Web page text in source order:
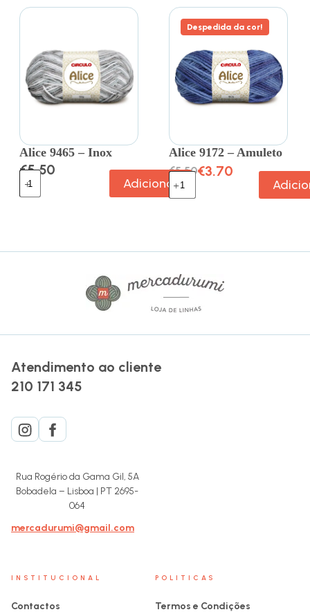
Alice 9465 – Inox
€5.50
Adicionar
Despedida da cor!
Alice 9172 – Amuleto
€5.50€3.70
Atendimento ao cliente
210 171 345
Rua Rogério da Gama Gil, 5A
Bobadela – Lisboa | PT 2695-
064
mercadurumi@gmail.com
INSTITUCIONAL
Contactos
POLITICAS
Termos e Condições